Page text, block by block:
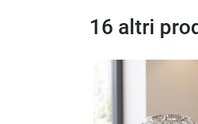
16 altri